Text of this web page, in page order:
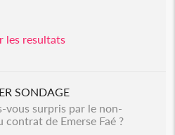
les resultats
SONDAGE
vous surpris par le non-
contrat de Emerse Faé ?